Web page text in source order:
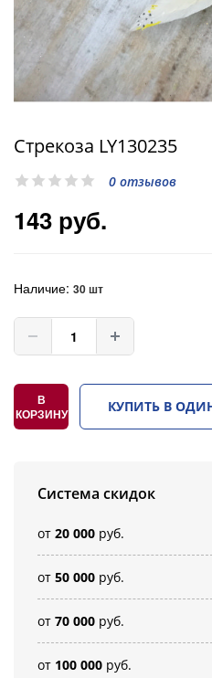
Стрекоза LY130235
0 отзывов
143 руб.
Наличие: 30 шт
В
КОРЗИНУ
КУПИТЬ В
Система скидок
от 20 000 руб.
от 50 000 руб.
от 70 000 руб.
от 100 000 руб.